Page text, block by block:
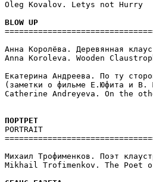
Oleg Kovalov. Letуs not Hurry
Анна Королёва. Деревянная
Anna Koroleva. Wooden
Екатерина Андреева. По ту
(заметки о фильме Е.Юфита и В.
Catherine Andreyeva. On the
PORTRAIT
Михаил Трофименков. Поэт
Mikhail Trofimenkov. The Poet